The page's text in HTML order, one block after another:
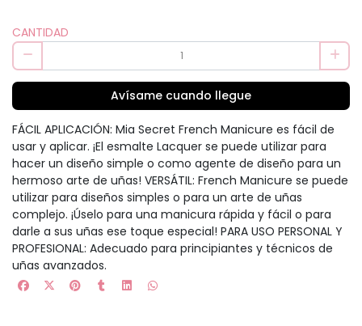
CANTIDAD
Avísame cuando llegue
FÁCIL APLICACIÓN: Mia Secret French Manicure es fácil de
usar y aplicar. ¡El esmalte Lacquer se puede utilizar para
hacer un diseño simple o como agente de diseño para un
hermoso arte de uñas! VERSÁTIL: French Manicure se puede
utilizar para diseños simples o para un arte de uñas
complejo. ¡Úselo para una manicura rápida y fácil o para
darle a sus uñas ese toque especial! PARA USO PERSONAL Y
PROFESIONAL: Adecuado para principiantes y técnicos de
uñas avanzados.